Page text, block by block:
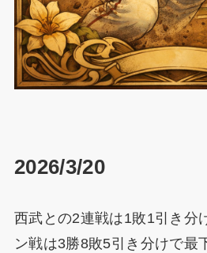
2026/3/20
西武との2連戦は1敗1引き分
ン戦は3勝8敗5引き分けで最